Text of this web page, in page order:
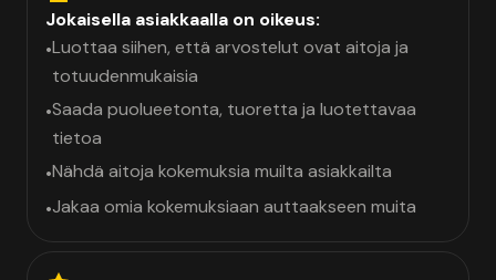
Jokaisella asiakkaalla on oikeus:
•Luottaa siihen, että arvostelut ovat aitoja ja
totuudenmukaisia
•Saada puolueetonta, tuoretta ja luotettavaa
tietoa
•Nähdä aitoja kokemuksia muilta asiakkailta
•Jakaa omia kokemuksiaan auttaakseen muita